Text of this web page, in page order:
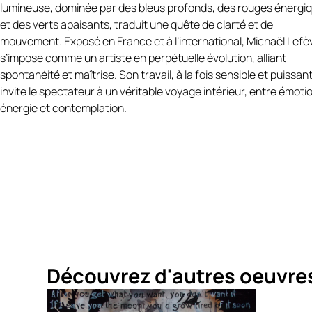
son regard s’est imprégné très tôt des paysages marins.
formation, son travail d’artiste porte encore la mémoire de la
matière, du geste, et de la précision artisanale.
Un tableau puissant et aérien, parfait pour ceux qui aiment les
scènes marines, la poésie du mouvement et l’élan vers le large.
✔️ Livraison soignée
Artwork Description – Waves and
Waves and Seagullsis an oil painting delivered with a certificate
lumineuse, dominée par des bleus profonds, des rouges
et des verts apaisants, traduit une quête de clarté et de
mouvement. Exposé en France et à l’international, Michaël
s’impose comme un artiste en perpétuelle évolution, alliant
spontanéité et maîtrise. Son travail, à la fois sensible et
invite le spectateur à un véritable voyage intérieur, entre
énergie et contemplation.
Découvrez d'autres